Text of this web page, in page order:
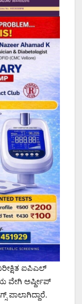
ಐಪಿಎಲ್
ವೇಗಿ ಅರ್ಷ್ದೀಪ್
ಪಾಲಾಗಿದ್ದಾರೆ.